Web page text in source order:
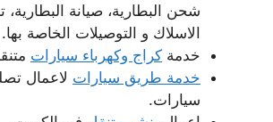
شحن البطارية، صيانة
الاسلاك و التوصيلات الخاصة بها.
خدمة كراج وكهرباء سيارات
خدمة طريق سيارات لاعمال
سيارات.